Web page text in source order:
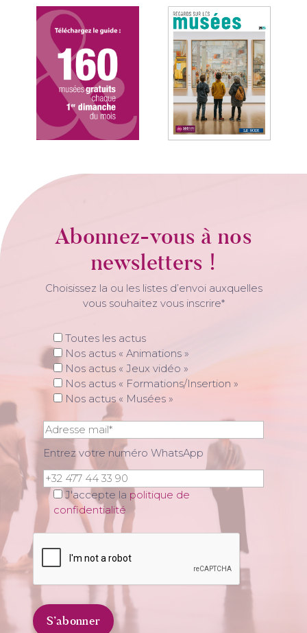
Abonnez-vous à nos
newsletters !
Choisissez la ou les listes d’envoi auxquelles
vous souhaitez vous inscrire*
Toutes les actus
Nos actus « Animations »
Nos actus « Jeux vidéo »
Nos actus « Formations/Insertion »
Nos actus « Musées »
Entrez votre numéro WhatsApp
J'accepte la politique de
confidentialité